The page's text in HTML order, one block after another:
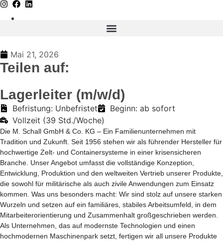
Mai 21, 2026
Teilen auf:
Lagerleiter (m/w/d)
Befristung: Unbefristet
Beginn: ab sofort
Vollzeit (39 Std./Woche)
Die M. Schall GmbH & Co. KG – Ein Familienunternehmen mit
Tradition und Zukunft. Seit 1956 stehen wir als führender Hersteller für
hochwertige Zelt- und Containersysteme in einer krisensicheren
Branche. Unser Angebot umfasst die vollständige Konzeption,
Entwicklung, Produktion und den weltweiten Vertrieb unserer Produkte,
die sowohl für militärische als auch zivile Anwendungen zum Einsatz
kommen. Was uns besonders macht: Wir sind stolz auf unsere starken
Wurzeln und setzen auf ein familiäres, stabiles Arbeitsumfeld, in dem
Mitarbeiterorientierung und Zusammenhalt großgeschrieben werden.
Als Unternehmen, das auf modernste Technologien und einen
hochmodernen Maschinenpark setzt, fertigen wir all unsere Produkte